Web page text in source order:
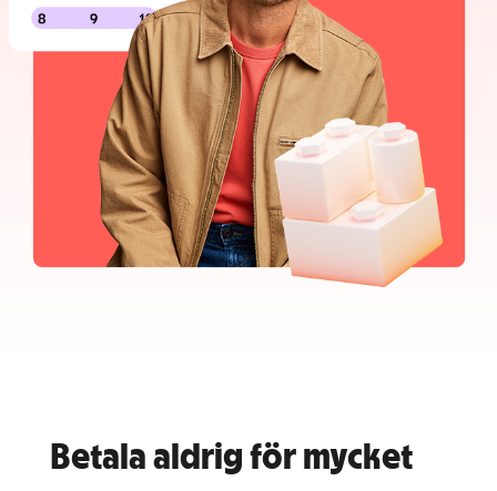
Betala aldrig för mycket